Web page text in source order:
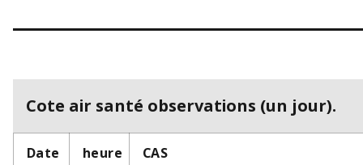
Cote air santé observations (un jour).
Date heure CAS